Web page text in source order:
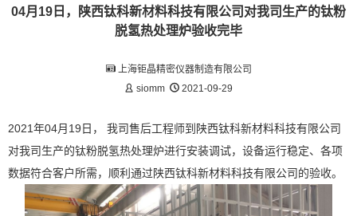
04月19日，陕西钛科新材料科技有限公司对我司生产的钛粉
脱氢热处理炉验收完毕
上海钜晶精密仪器制造有限公司
siomm
2021-09-29
2021年04月19日， 我司售后工程师到陕西钛科新材料科技有限公司
对我司生产的钛粉脱氢热处理炉进行安装调试，设备运行稳定、各项
数据符合客户所需，顺利通过陕西钛科新材料科技有限公司的验收。